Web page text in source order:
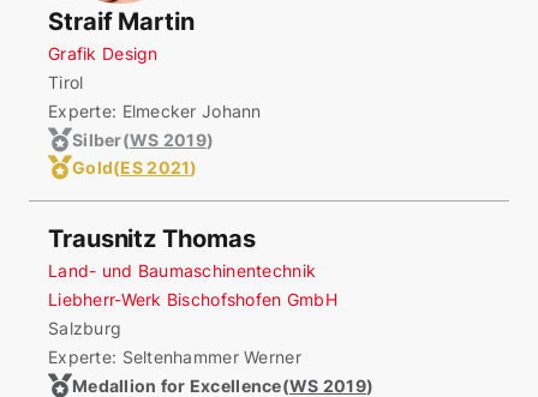
Straif Martin
Grafik Design
Tirol
Experte: Elmecker Johann
Silber(WS 2019)
Gold(ES 2021)
Trausnitz Thomas
Land- und Baumaschinentechnik
Liebherr-Werk Bischofshofen GmbH
Salzburg
Experte: Seltenhammer Werner
Medallion for Excellence(WS 2019)